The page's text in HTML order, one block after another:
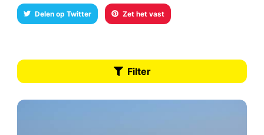
Delen op Twitter Zet het vast
Filter